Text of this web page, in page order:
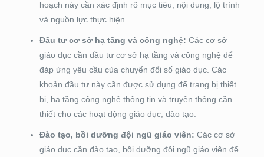
hoạch này cần xác định rõ mục tiêu, nội dung, lộ trình
và nguồn lực thực hiện.
Đầu tư cơ sở hạ tầng và công nghệ: Các cơ sở
giáo dục cần đầu tư cơ sở hạ tầng và công nghệ để
đáp ứng yêu cầu của chuyển đổi số giáo dục. Các
khoản đầu tư này cần được sử dụng để trang bị thiết
bị, hạ tầng công nghệ thông tin và truyền thông cần
thiết cho các hoạt động giáo dục, đào tạo.
Đào tạo, bồi dưỡng đội ngũ giáo viên: Các cơ sở
giáo dục cần đào tạo, bồi dưỡng đội ngũ giáo viên để